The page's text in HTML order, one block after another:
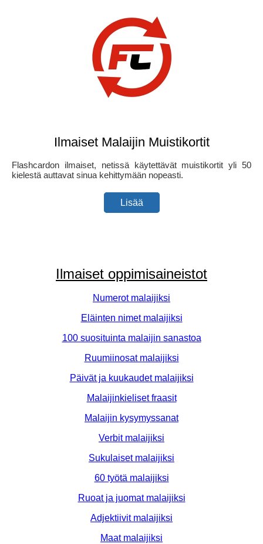
Ilmaiset Malaijin Muistikortit
Flashcardon ilmaiset, netissä käytettävät muistikortit yli 50
kielestä auttavat sinua kehittymään nopeasti.
Lisää
Ilmaiset oppimisaineistot
Numerot malaijiksi
Eläinten nimet malaijiksi
100 suosituinta malaijin sanastoa
Ruumiinosat malaijiksi
Päivät ja kuukaudet malaijiksi
Malaijinkieliset fraasit
Malaijin kysymyssanat
Verbit malaijiksi
Sukulaiset malaijiksi
60 työtä malaijiksi
Ruoat ja juomat malaijiksi
Adjektiivit malaijiksi
Maat malaijiksi